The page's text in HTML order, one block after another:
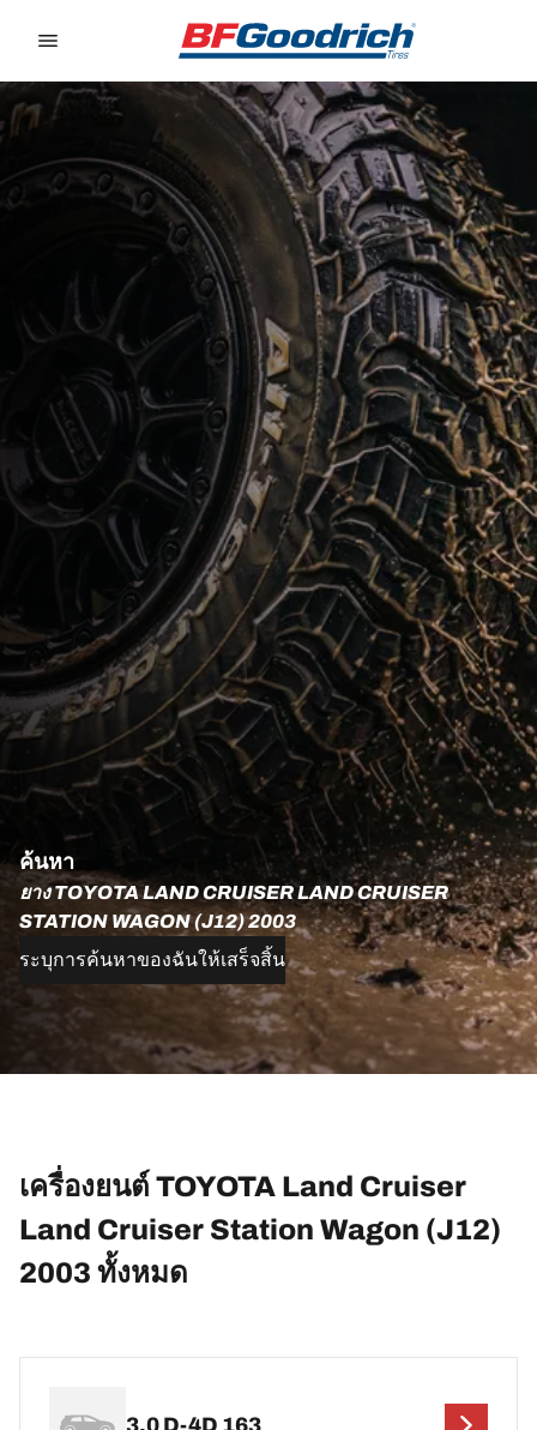
ค้นหา
ยาง TOYOTA LAND CRUISER LAND CRUISER
STATION WAGON (J12) 2003
ระบุการค้นหาของฉันให้เสร็จสิ้น
เครื่องยนต์ TOYOTA Land Cruiser
Land Cruiser Station Wagon (J12)
2003 ทั้งหมด
3.0 D-4D 163